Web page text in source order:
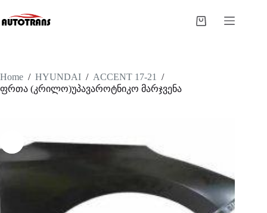
Home / HYUNDAI / ACCENT 17-21
/
ფრთა (კრილო)უპავაროტნიკო მარჯვენა